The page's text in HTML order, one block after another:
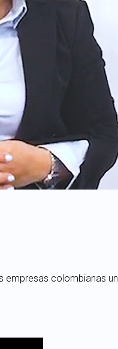
empresas colombianas un